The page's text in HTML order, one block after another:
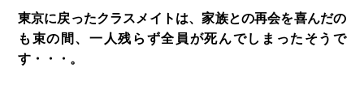
東京に戻ったクラスメイトは、家族との再会を喜んだの
も束の間、一人残らず全員が死んでしまったそうで
す・・・。